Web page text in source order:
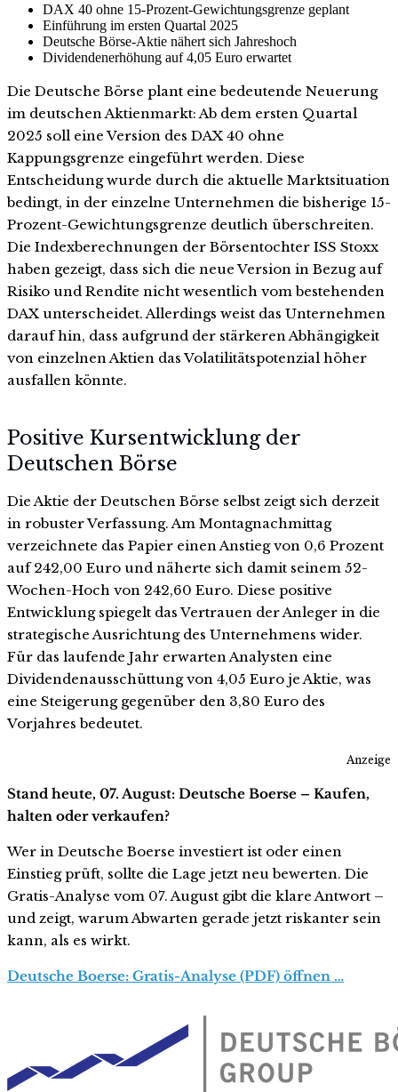
DAX 40 ohne 15-Prozent-Gewichtungsgrenze geplant
Einführung im ersten Quartal 2025
Deutsche Börse-Aktie nähert sich Jahreshoch
Dividendenerhöhung auf 4,05 Euro erwartet
Die Deutsche Börse plant eine bedeutende Neuerung
im deutschen Aktienmarkt: Ab dem ersten Quartal
2025 soll eine Version des DAX 40 ohne
Kappungsgrenze eingeführt werden. Diese
Entscheidung wurde durch die aktuelle Marktsituation
bedingt, in der einzelne Unternehmen die bisherige 15-
Prozent-Gewichtungsgrenze deutlich überschreiten.
Die Indexberechnungen der Börsentochter ISS Stoxx
haben gezeigt, dass sich die neue Version in Bezug auf
Risiko und Rendite nicht wesentlich vom bestehenden
DAX unterscheidet. Allerdings weist das Unternehmen
darauf hin, dass aufgrund der stärkeren Abhängigkeit
von einzelnen Aktien das Volatilitätspotenzial höher
ausfallen könnte.
Positive Kursentwicklung der
Deutschen Börse
Die Aktie der Deutschen Börse selbst zeigt sich derzeit
in robuster Verfassung. Am Montagnachmittag
verzeichnete das Papier einen Anstieg von 0,6 Prozent
auf 242,00 Euro und näherte sich damit seinem 52-
Wochen-Hoch von 242,60 Euro. Diese positive
Entwicklung spiegelt das Vertrauen der Anleger in die
strategische Ausrichtung des Unternehmens wider.
Für das laufende Jahr erwarten Analysten eine
Dividendenausschüttung von 4,05 Euro je Aktie, was
eine Steigerung gegenüber den 3,80 Euro des
Vorjahres bedeutet.
Anzeige
Stand heute, 07. August: Deutsche Boerse – Kaufen,
halten oder verkaufen?
Wer in Deutsche Boerse investiert ist oder einen
Einstieg prüft, sollte die Lage jetzt neu bewerten. Die
Gratis-Analyse vom 07. August gibt die klare Antwort –
und zeigt, warum Abwarten gerade jetzt riskanter sein
kann, als es wirkt.
Deutsche Boerse: Gratis-Analyse (PDF) öffnen …